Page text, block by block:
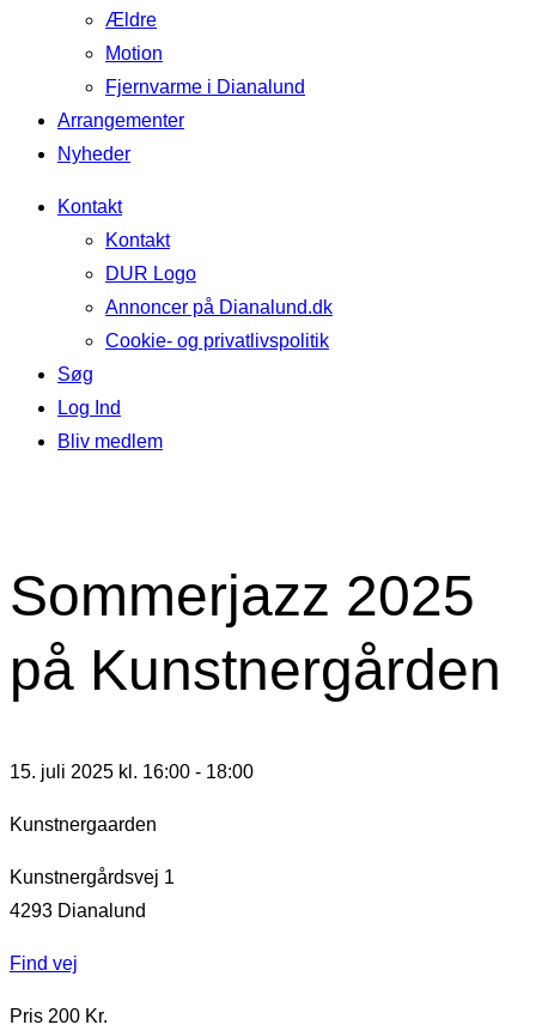
Ældre
Motion
Fjernvarme i Dianalund
Arrangementer
Nyheder
Kontakt
Kontakt
DUR Logo
Annoncer på Dianalund.dk
Cookie- og privatlivspolitik
Søg
Log Ind
Bliv medlem
Sommerjazz 2025
på Kunstnergården
15. juli 2025 kl. 16:00 - 18:00
Kunstnergaarden
Kunstnergårdsvej 1
4293 Dianalund
Find vej
Pris 200 Kr.